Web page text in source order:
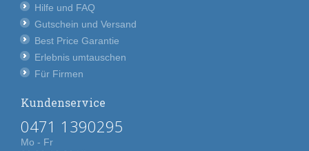
Hilfe und FAQ
Gutschein und Versand
Best Price Garantie
Erlebnis umtauschen
Für Firmen
Kundenservice
0471 1390295
Mo - Fr